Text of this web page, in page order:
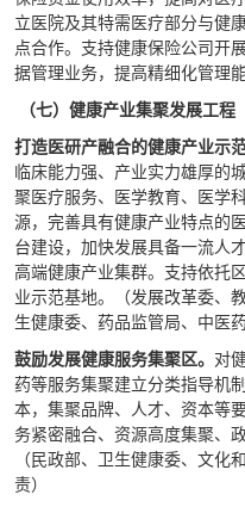
立医院及其特需医疗部分与健
点合作。支持健康保险公司开
据管理业务，提高精细化管理
（七）健康产业集聚发展工程
打造医研产融合的健康产业示范
临床能力强、产业实力雄厚的
聚医疗服务、医学教育、医学
源，完善具有健康产业特点的
台建设，加快发展具备一流人
高端健康产业集群。支持依托
业示范基地。（发展改革委、
生健康委、药品监管局、中医
鼓励发展健康服务集聚区。 对
药等服务集聚建立分类指导机
本，集聚品牌、人才、资本等
务紧密融合、资源高度集聚、
（民政部、卫生健康委、文化
责）